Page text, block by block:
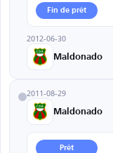
Fin de prêt
2012-06-30
Maldonado
2011-08-29
Maldonado
Prêt